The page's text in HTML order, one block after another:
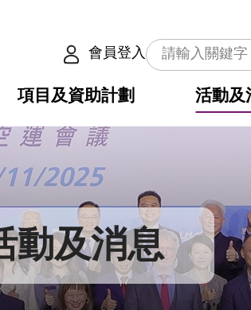
會員登入
術
項目及資助計劃 活動及
動及消息